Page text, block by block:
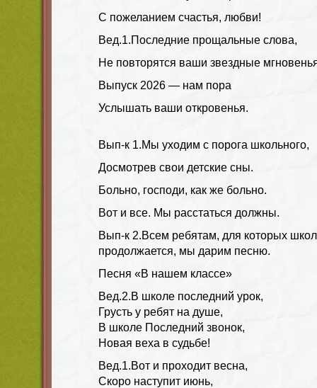
С пожеланием счастья, любви!
Вед.1.Последние прощальные слова,
Не повторятся ваши звездные
Выпуск 2026 — нам пора
Услышать ваши откровенья.
Вып-к 1.Мы уходим с порога школьного,
Досмотрев свои детские сны.
Больно, господи, как же больно.
Вот и все. Мы расстаться должны.
Вып-к 2.Всем ребятам, для которых
продолжается, мы дарим песню.
Песня «В нашем классе»
Вед.2.В школе последний урок,
Грусть у ребят на душе,
В школе Последний звонок,
Новая веха в судьбе!
Вед.1.Вот и проходит весна,
Скоро наступит июнь,